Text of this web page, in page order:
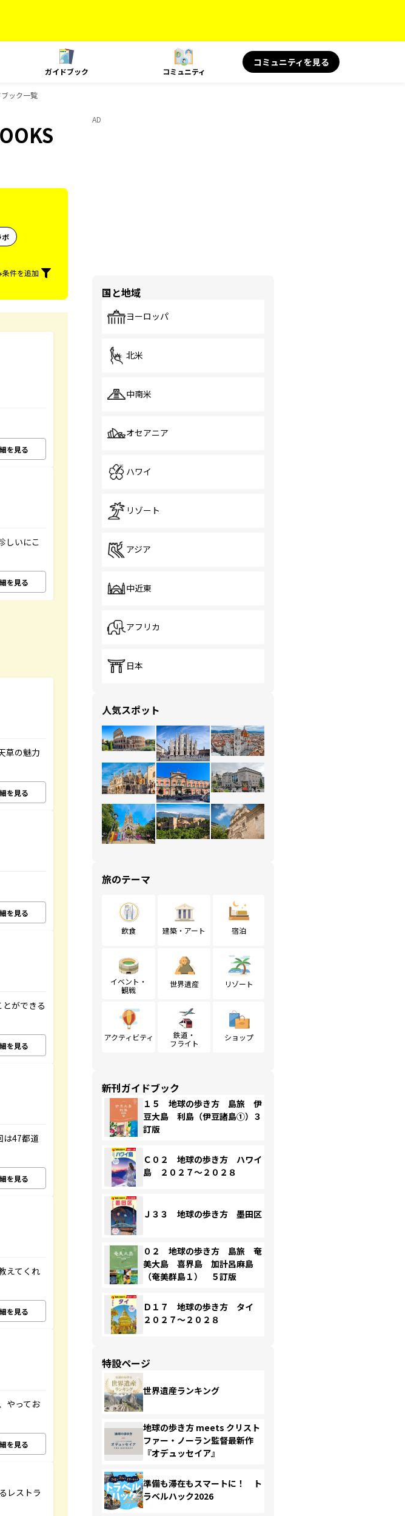
ガイドブック コミュニティ
コミュニティを見る
ック一覧
ボ
件を追加
を見る
しいにこ
を見る
草の魅力
を見る
を見る
ができる
を見る
は47都道
を見る
えてくれ
を見る
やってお
を見る
レストラ
AD
国と地域
ヨーロッパ
北米
中南米
オセアニア
ハワイ
リゾート
アジア
中近東
アフリカ
日本
人気スポット
旅のテーマ
飲食 建築・アート 宿泊
イベント・
観戦
世界遺産 リゾート
アクティビティ
鉄道・
フライト
ショップ
新刊ガイドブック
１５ 地球の歩き方 島旅 伊
豆大島 利島（伊豆諸島①）３
訂版
Ｃ０２ 地球の歩き方 ハワイ
島 ２０２７～２０２８
Ｊ３３ 地球の歩き方 墨田区
０２ 地球の歩き方 島旅 奄
美大島 喜界島 加計呂麻島
（奄美群島１） ５訂版
Ｄ１７ 地球の歩き方 タイ
２０２７～２０２８
特設ページ
世界遺産ランキング
地球の歩き方 meets クリスト
ファー・ノーラン監督最新作
『オデュッセイア』
準備も滞在もスマートに！ ト
ラベルハック2026